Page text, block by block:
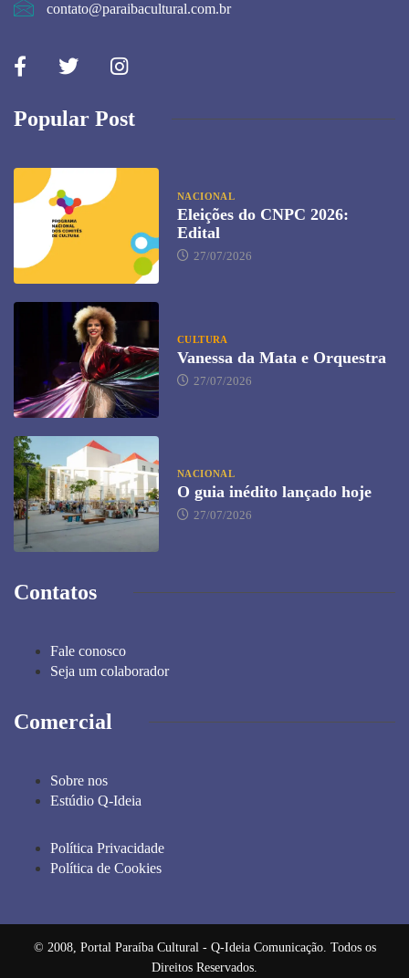
contato@paraibacultural.com.br
Popular Post
NACIONAL
Eleições do CNPC 2026:
Edital
27/07/2026
CULTURA
Vanessa da Mata e Orquestra
27/07/2026
NACIONAL
O guia inédito lançado hoje
27/07/2026
Contatos
Fale conosco
Seja um colaborador
Comercial
Sobre nos
Estúdio Q-Ideia
Política Privacidade
Política de Cookies
© 2008, Portal Paraíba Cultural - Q-Ideia Comunicação. Todos os
Direitos Reservados.